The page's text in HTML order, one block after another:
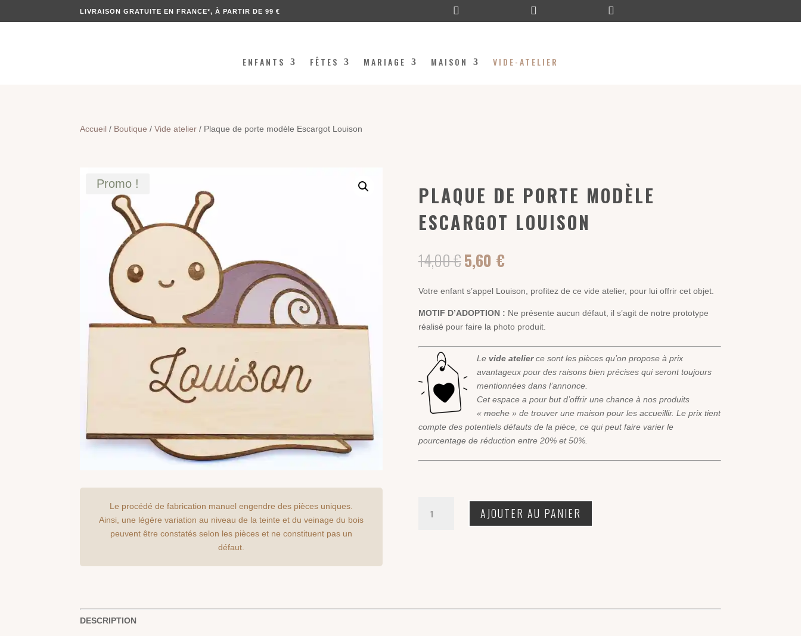
LIVRAISON GRATUITE EN FRANCE*, À PARTIR DE 99 €   
ENFANTS FÊTES MARIAGE MAISON VIDE-ATELIER
Accueil / Boutique /Vide atelier / Plaque de porte modèle Escargot Louison
Promo !
Le procédé de fabrication manuel engendre des pièces uniques.
Ainsi, une légère variation au niveau de la teinte et du veinage du bois
peuvent être constatés selon les pièces et ne constituent pas un
défaut.
PLAQUE DE PORTE MODÈLE
ESCARGOT LOUISON
14,00€Le
prix
initial
était :
14,00 €.
5,60 €Le
prix
actuel
est :
5,60 €.
Votre enfant s’appel Louison, profitez de ce vide atelier, pour lui offrir cet objet.
MOTIF D’ADOPTION : Ne présente aucun défaut, il s’agit de notre prototype
réalisé pour faire la photo produit.
Le vide atelierce sont les pièces qu’on propose à prix
avantageux pour des raisons bien précises qui seront toujours
mentionnées dans l’annonce.
Cet espace a pour but d’offrir une chance à nos produits
«moche» de trouver une maison pour les accueillir. Le prix tient
compte des potentiels défauts de la pièce, ce qui peut faire varier le
pourcentage de réduction entre 20% et 50%.
AJOUTER AU PANIER
DESCRIPTION